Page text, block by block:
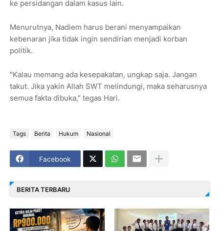
ke persidangan dalam kasus lain.
Menurutnya, Nadiem harus berani menyampaikan
kebenaran jika tidak ingin sendirian menjadi korban
politik.
"Kalau memang ada kesepakatan, ungkap saja. Jangan
takut. Jika yakin Allah SWT melindungi, maka seharusnya
semua fakta dibuka," tegas Hari.
Tags Berita Hukum Nasional
Facebook
BERITA TERBARU